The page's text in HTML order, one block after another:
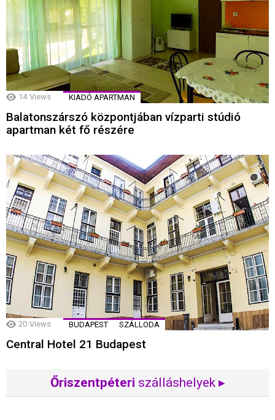
14 Views KIADÓ APARTMAN
Balatonszárszó központjában vízparti stúdió
apartman két fő részére
20 Views BUDAPEST SZÁLLODA
Central Hotel 21 Budapest
Őriszentpéteri szálláshelyek ▸